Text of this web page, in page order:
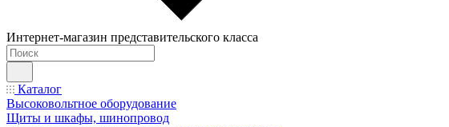
Интернет-магазин представительского класса
Каталог
Высоковольтное оборудование
Щиты и шкафы, шинопровод